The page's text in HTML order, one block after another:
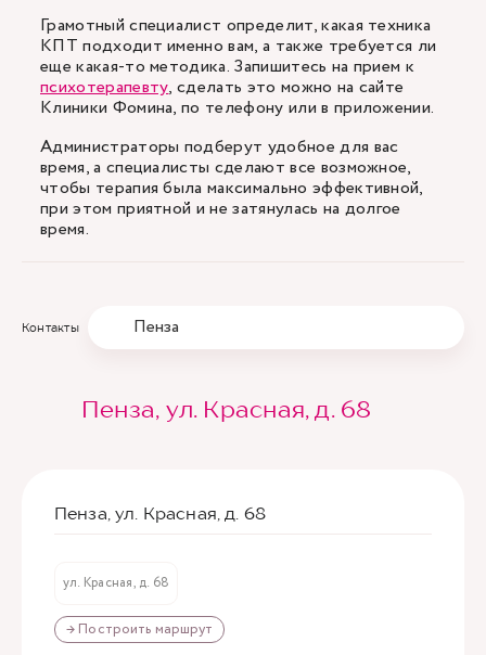
Грамотный специалист определит, какая техника
КПТ подходит именно вам, а также требуется ли
еще какая-то методика. Запишитесь на прием к
психотерапевту, сделать это можно на сайте
Клиники Фомина, по телефону или в приложении.
Администраторы подберут удобное для вас
время, а специалисты сделают все возможное,
чтобы терапия была максимально эффективной,
при этом приятной и не затянулась на долгое
время.
Контакты Пенза
Пенза, ул. Красная, д. 68
Пенза, ул. Красная, д. 68
ул. Красная, д. 68
→ Построить маршрут